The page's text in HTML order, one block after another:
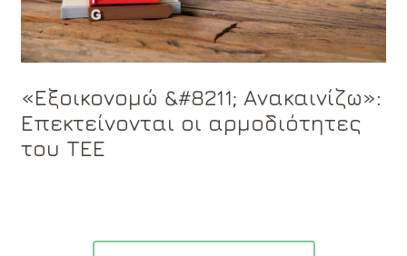
«Εξοικονομώ &#8211; Ανακαινίζω»:
Επεκτείνονται οι αρμοδιότητες
του ΤΕΕ